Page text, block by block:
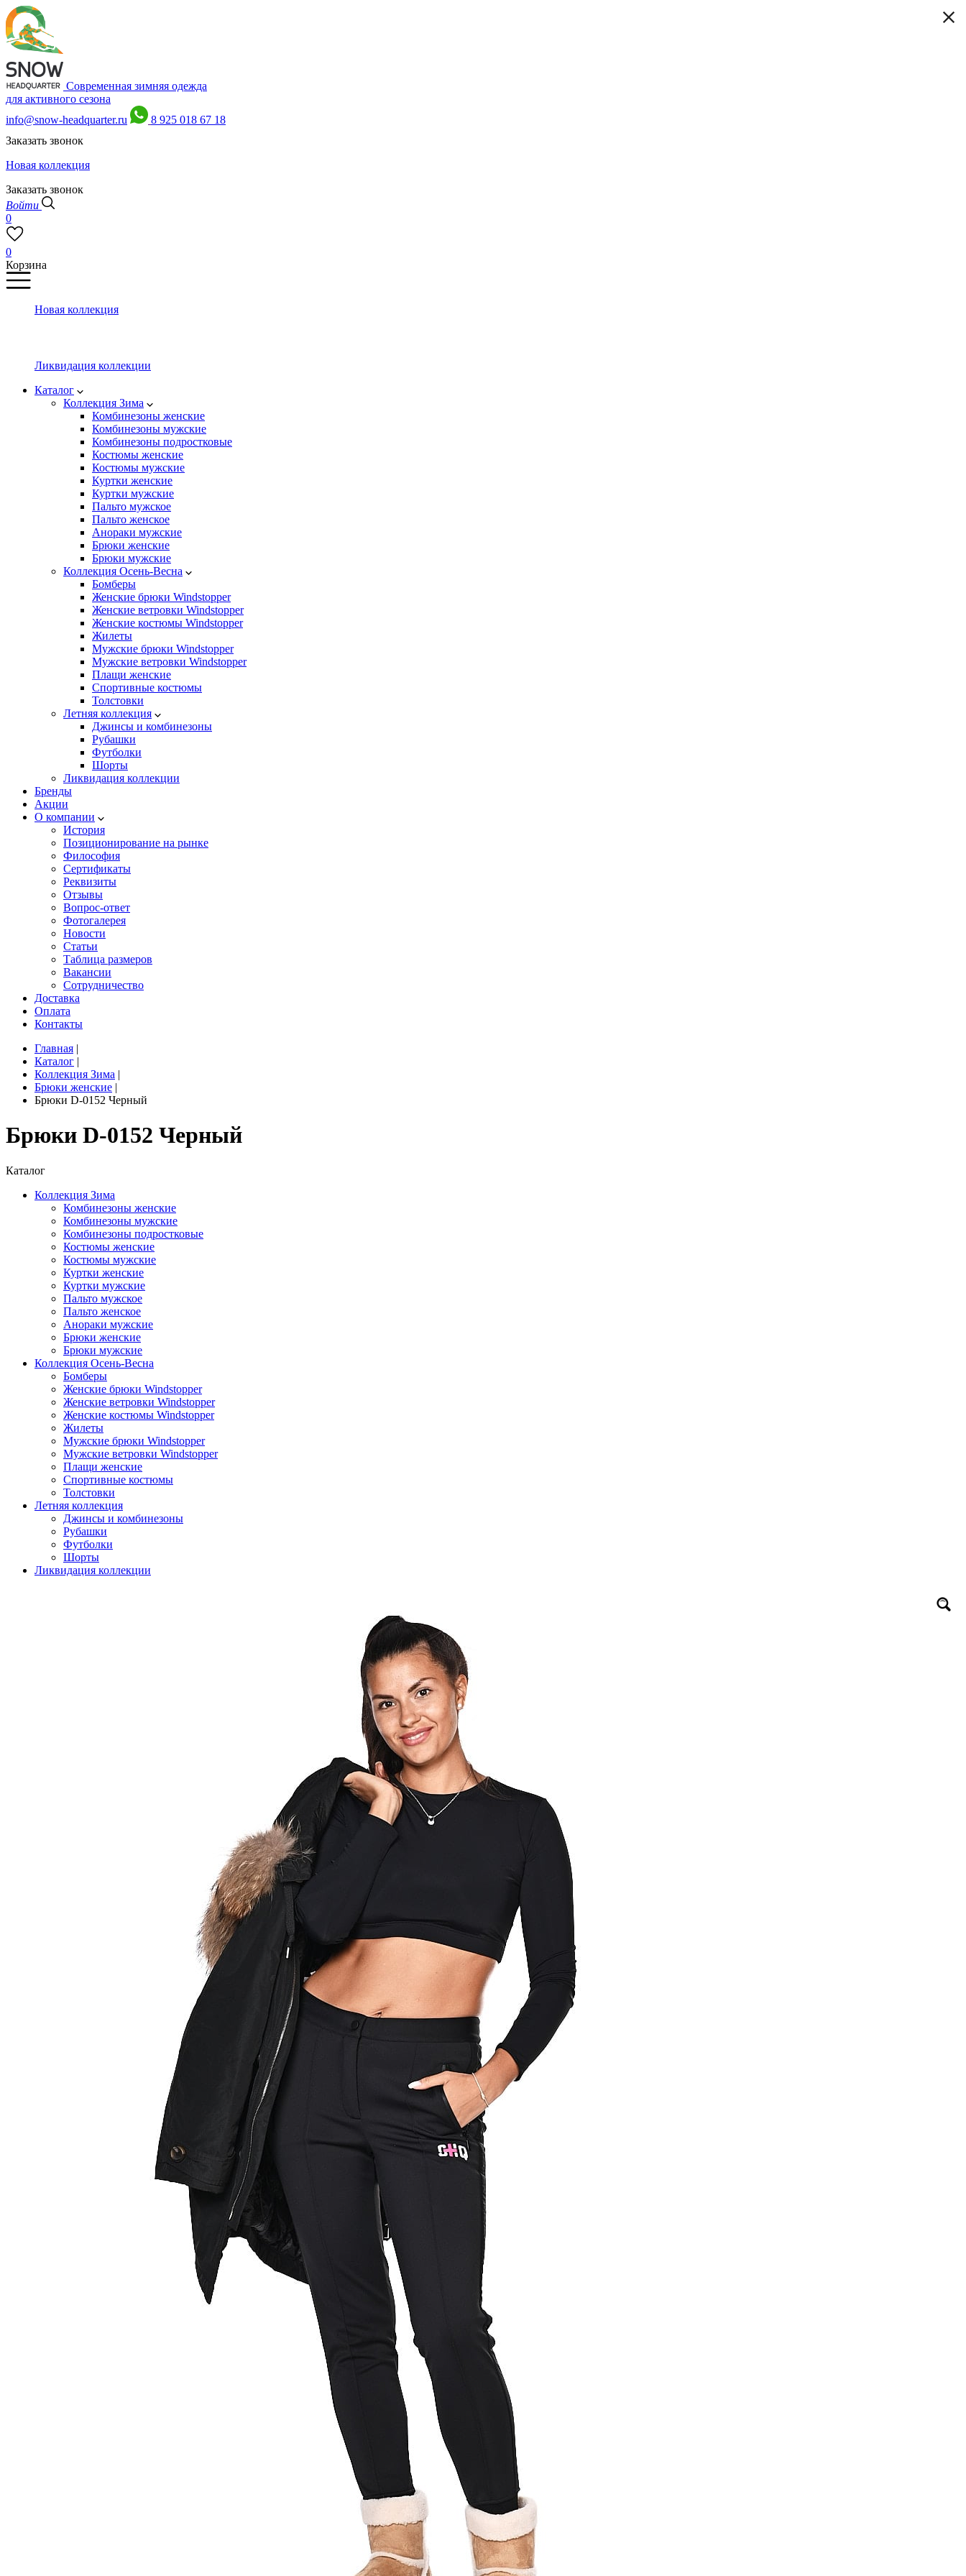
Современная зимняя одежда
для активного сезона
info@snow-headquarter.ru
8 925 018 67 18
Заказать звонок
Новая коллекция
Заказать звонок
Войти
0
0
Корзина
Новая коллекция
Ликвидация коллекции
Каталог
Коллекция Зима
Комбинезоны женские
Комбинезоны мужские
Комбинезоны подростковые
Костюмы женские
Костюмы мужские
Куртки женские
Куртки мужские
Пальто мужское
Пальто женское
Анораки мужские
Брюки женские
Брюки мужские
Коллекция Осень-Весна
Бомберы
Женские брюки Windstopper
Женские ветровки Windstopper
Женские костюмы Windstopper
Жилеты
Мужские брюки Windstopper
Мужские ветровки Windstopper
Плащи женские
Спортивные костюмы
Толстовки
Летняя коллекция
Джинсы и комбинезоны
Рубашки
Футболки
Шорты
Ликвидация коллекции
Бренды
Акции
О компании
История
Позиционирование на рынке
Философия
Сертификаты
Реквизиты
Отзывы
Вопрос-ответ
Фотогалерея
Новости
Статьи
Таблица размеров
Вакансии
Сотрудничество
Доставка
Оплата
Контакты
Главная |
Каталог |
Коллекция Зима |
Брюки женские |
Брюки D-0152 Черный
Брюки D-0152 Черный
Каталог
Коллекция Зима
Комбинезоны женские
Комбинезоны мужские
Комбинезоны подростковые
Костюмы женские
Костюмы мужские
Куртки женские
Куртки мужские
Пальто мужское
Пальто женское
Анораки мужские
Брюки женские
Брюки мужские
Коллекция Осень-Весна
Бомберы
Женские брюки Windstopper
Женские ветровки Windstopper
Женские костюмы Windstopper
Жилеты
Мужские брюки Windstopper
Мужские ветровки Windstopper
Плащи женские
Спортивные костюмы
Толстовки
Летняя коллекция
Джинсы и комбинезоны
Рубашки
Футболки
Шорты
Ликвидация коллекции